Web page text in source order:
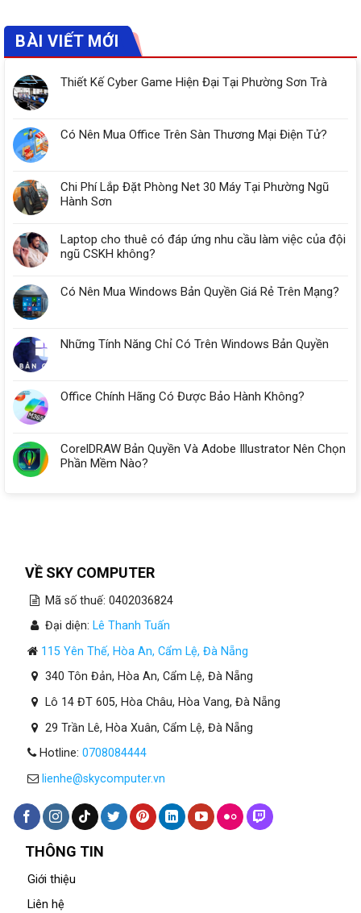
BÀI VIẾT MỚI
Thiết Kế Cyber Game Hiện Đại Tại Phường Sơn Trà
Có Nên Mua Office Trên Sàn Thương Mại Điện Tử?
Chi Phí Lắp Đặt Phòng Net 30 Máy Tại Phường Ngũ
Hành Sơn
Laptop cho thuê có đáp ứng nhu cầu làm việc của đội
ngũ CSKH không?
Có Nên Mua Windows Bản Quyền Giá Rẻ Trên Mạng?
Những Tính Năng Chỉ Có Trên Windows Bản Quyền
Office Chính Hãng Có Được Bảo Hành Không?
CorelDRAW Bản Quyền Và Adobe Illustrator Nên Chọn
Phần Mềm Nào?
VỀ SKY COMPUTER
Mã số thuế: 0402036824
Đại diện: Lê Thanh Tuấn
115 Yên Thế, Hòa An, Cẩm Lệ, Đà Nẵng
340 Tôn Đản, Hòa An, Cẩm Lệ, Đà Nẵng
Lô 14 ĐT 605, Hòa Châu, Hòa Vang, Đà Nẵng
29 Trần Lê, Hòa Xuân, Cẩm Lệ, Đà Nẵng
Hotline: 0708084444
lienhe@skycomputer.vn
THÔNG TIN
Giới thiệu
Liên hệ